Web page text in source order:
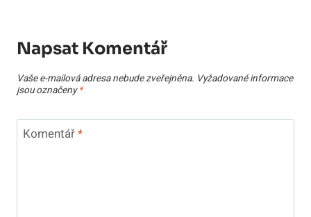
Napsat Komentář
Vaše e-mailová adresa nebude zveřejněna. Vyžadované informace
jsou označeny*
Komentář*